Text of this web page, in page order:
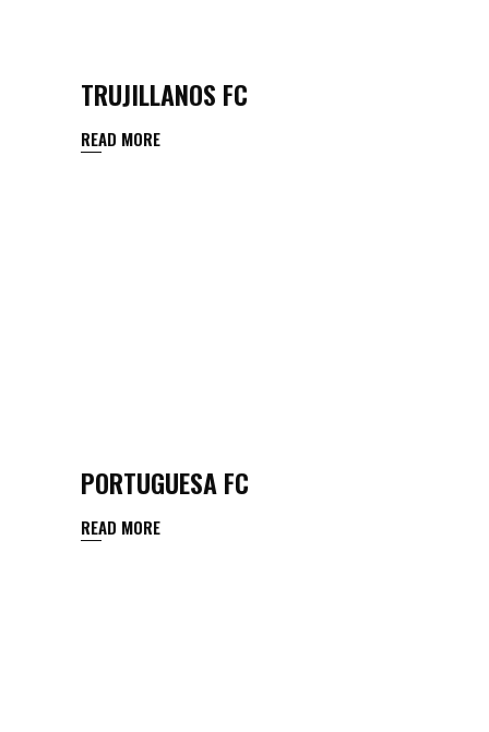
TRUJILLANOS FC
READ MORE
PORTUGUESA FC
READ MORE